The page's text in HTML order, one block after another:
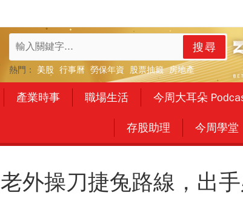
搜尋
熱門： 美股 行事曆 勞保年資 股票抽籤 房地產
產業時事 職場生活 今周大耳朵
存股助理 今周學堂
老外操刀捷兔路線，出